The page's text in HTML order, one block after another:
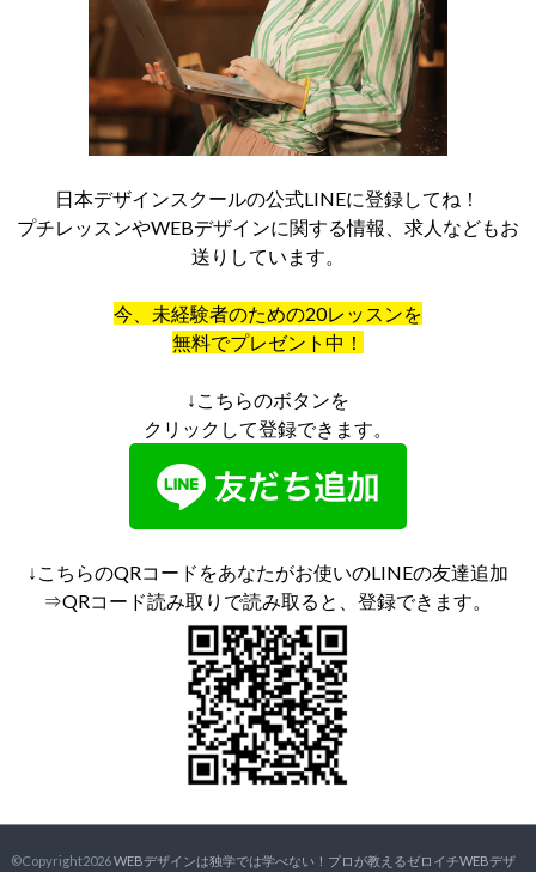
日本デザインスクールの公式LINEに登録してね！
プチレッスンやWEBデザインに関する情報、求人などもお
送りしています。
今、未経験者のための20レッスンを
無料でプレゼント中！
↓こちらのボタンを
クリックして登録できます。
↓こちらのQRコードをあなたがお使いのLINEの友達追加
⇒QRコード読み取りで読み取ると、登録できます。
©Copyright2026WEBデザインは独学では学べない！プロが教えるゼロイチWEBデザ